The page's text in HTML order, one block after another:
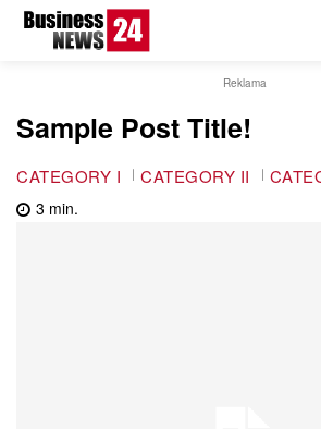
Reklama
Sample Post Title!
CATEGORY I CATEGORY II
3 min.